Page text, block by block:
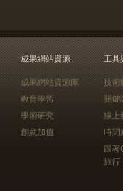
成果網站資源
成果網站資源庫
教育學習
學術研究
創意加值
工具
技術
關鍵
線上
時間
跟
旅行